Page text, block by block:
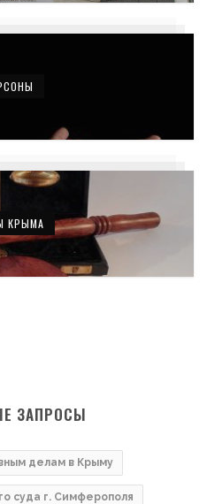
КРЫМА
ЗАПРОСЫ
делам в Крыму
суда г. Симферополя